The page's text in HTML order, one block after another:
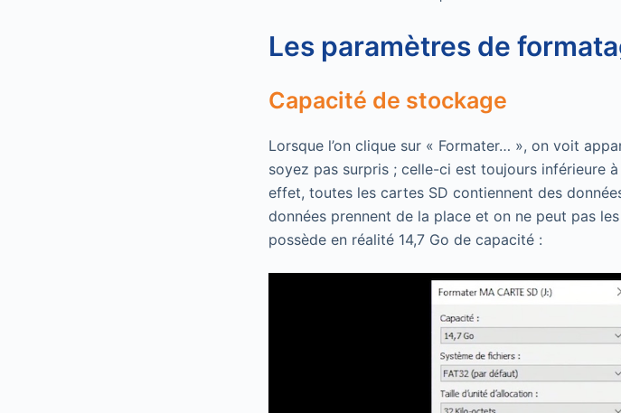
Les paramètres de
Capacité de stockage
Lorsque l’on clique sur « Formater… », on voit
soyez pas surpris ; celle-ci est toujours inférieure
effet, toutes les cartes SD contiennent des
données prennent de la place et on ne peut pas
possède en réalité 14,7 Go de capacité :